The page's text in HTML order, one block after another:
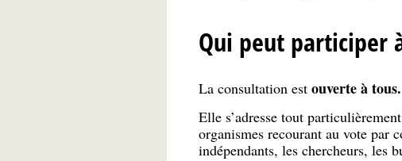
Qui peut participer
La consultation est ouverte à tous.
Elle s’adresse tout
organismes recourant au vote par
indépendants, les chercheurs, les